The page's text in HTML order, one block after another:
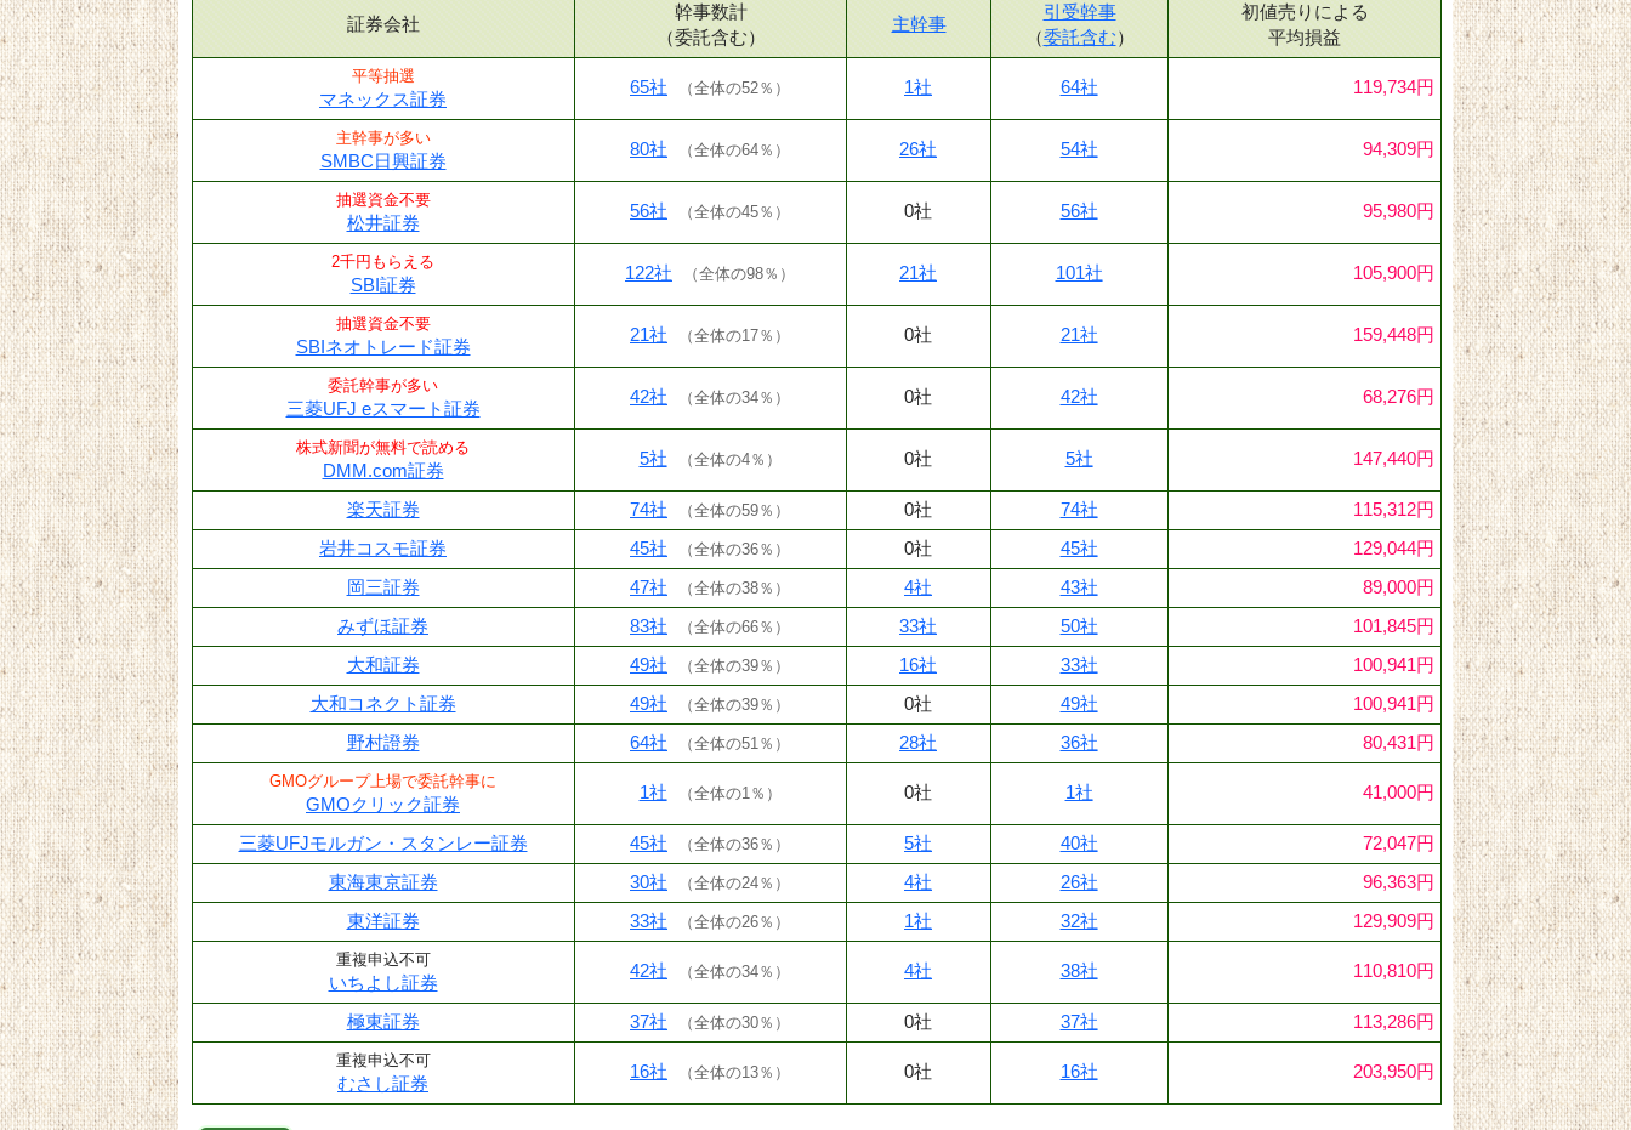
証券会社
幹事数計
（委託含む）
主幹事
引受幹事
（委託含む）
初値売りによる
平均損益
平等抽選
マネックス証券
65社 （全体の52％ ） 1社 64社 119,734円
主幹事が多い
SMBC日興証券
80社 （全体の64％ ） 26社 54社 94,309円
抽選資金不要
松井証券
56社 （全体の45％ ） 0社 56社 95,980円
2千円もらえる
SBI証券
122社 （全体の98％ ） 21社 101社 105,900円
抽選資金不要
SBIネオトレード証券
21社 （全体の17％ ） 0社 21社 159,448円
委託幹事が多い
三菱UFJ eスマート証券
42社 （全体の34％ ） 0社 42社 68,276円
株式新聞が無料で読める
DMM.com証券
5社 （全体の4％ ） 0社 5社 147,440円
楽天証券 74社 （全体の59％ ） 0社 74社
115,312円
岩井コスモ証券
45社 （全体の36％ ） 0社 45社
129,044円
岡三証券
47社 （全体の38％ ） 4社 43社
89,000円
みずほ証券
83社 （全体の66％ ） 33社 50社
101,845円
大和証券
49社 （全体の39％ ） 16社 33社
100,941円
大和コネクト証券
49社 （全体の39％ ） 0社 49社
100,941円
野村證券
64社 （全体の51％ ） 28社 36社 80,431円
GMOグループ上場で委託幹事に
GMOクリック証券
1社 （全体の1％ ） 0社 1社 41,000円
三菱UFJモルガン・スタンレー証券 45社 （全体の36％ ） 5社 40社
72,047円
東海東京証券
30社 （全体の24％ ） 4社 26社
96,363円
東洋証券
33社 （全体の26％ ） 1社 32社 129,909円
重複申込不可
いちよし証券
42社 （全体の34％ ） 4社 38社 110,810円
極東証券 37社 （全体の30％ ） 0社 37社 113,286円
重複申込不可
むさし証券
16社 （全体の13％ ） 0社 16社 203,950円